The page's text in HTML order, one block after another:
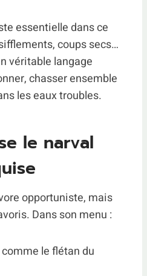
essentielle dans ce
coups secs…
véritable langage
chasser ensemble
les eaux troubles.
le narval
opportuniste, mais
Dans son menu :
le flétan du